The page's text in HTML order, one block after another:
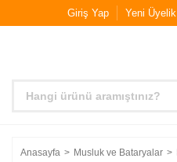
Giriş Yap Yeni Üyelik
Anasayfa Musluk ve Bataryalar